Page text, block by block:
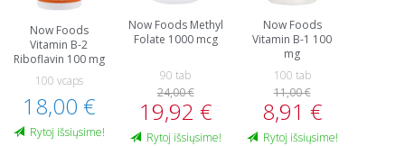
Now Foods
Vitamin B-2
Riboflavin 100 mg
100 vcaps
18,00 €
Rytoj išsiųsime!
Now Foods Methyl
Folate 1000 mcg
90 tab
24,00 €
19,92 €
Rytoj išsiųsime!
Now Foods
Vitamin B-1 100
mg
100 tab
11,00 €
8,91 €
Rytoj išsiųsime!